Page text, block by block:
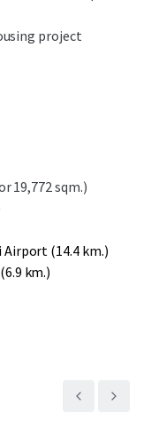
project
19,772 sqm.)
(14.4 km.)
km.)